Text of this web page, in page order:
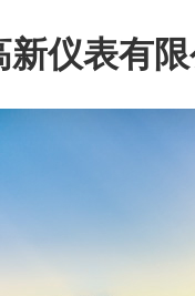
新仪表有